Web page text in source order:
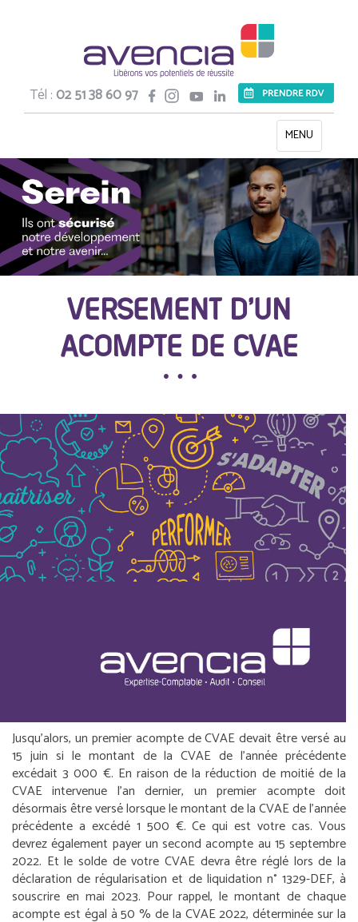
Tél :02 51 38 60 97
Toggle
navigation
MENU
VERSEMENT D’UN
ACOMPTE DE CVAE
Jusqu’alors, un premier acompte de CVAE devait être versé au
15 juin si le montant de la CVAE de l’année précédente
excédait 3 000 €. En raison de la réduction de moitié de la
CVAE intervenue l’an dernier, un premier acompte doit
désormais être versé lorsque le montant de la CVAE de l’année
précédente a excédé 1 500 €. Ce qui est votre cas. Vous
devrez également payer un second acompte au 15 septembre
2022. Et le solde de votre CVAE devra être réglé lors de la
déclaration de régularisation et de liquidation n° 1329-DEF, à
souscrire en mai 2023. Pour rappel, le montant de chaque
acompte est égal à 50 % de la CVAE 2022, déterminée sur la